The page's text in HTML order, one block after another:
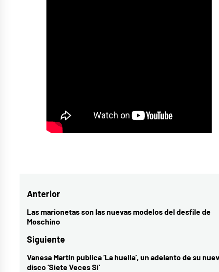
Mireya
Bravo,
novedades
musicales
Triunfo,
Navegación
de
Anterior
Entrada
anterior:
Las marionetas son las nuevas modelos del desfile de
Moschino
Siguiente
Entrada
Vanesa Martín publica ‘La huella’, un adelanto de su
disco ‘Siete Veces Sí’